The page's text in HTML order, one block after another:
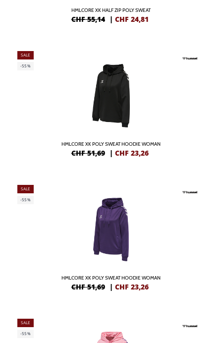
HMLCORE XK HALF ZIP POLY SWEAT
CHF 55,14 | CHF 24,81
SALE
-55%
HMLCORE XK POLY SWEAT HOODIE WOMAN
CHF 51,69 | CHF 23,26
SALE
-55%
HMLCORE XK POLY SWEAT HOODIE WOMAN
CHF 51,69 | CHF 23,26
SALE
-55%